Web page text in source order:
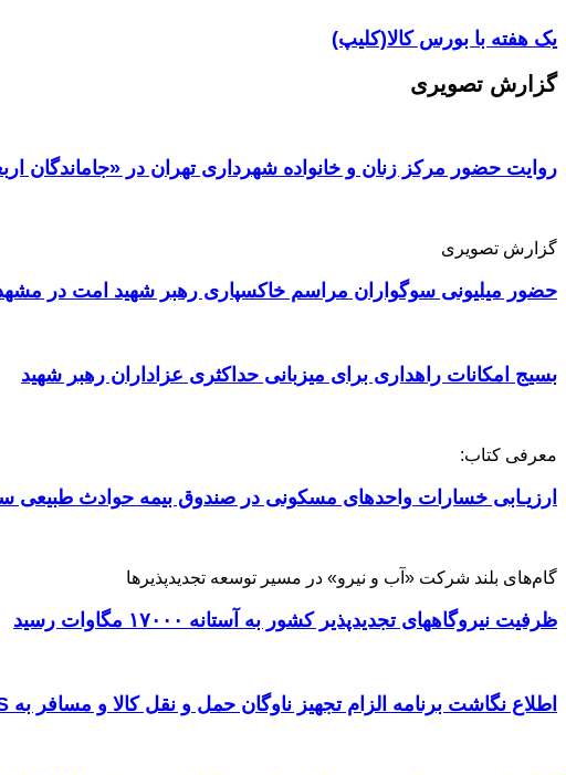
یک هفته با بورس کالا(کلیپ)
گزارش تصویری
روایت حضور مرکز زنان و خانواده شهرداری تهران در «جاماندگان
گزارش تصویری
حضور میلیونی سوگواران مراسم خاکسپاری رهبر شهید امت در
بسیج امکانات راهداری برای میزبانی حداکثری عزاداران رهبر شهید
معرفی کتاب:
ارزیـابی خسارات واحدهای مسکونی در صندوق بیمه حوادث طبیعی
گام‌های بلند شرکت «آب و نیرو» در مسیر توسعه تجدیدپذیرها
ظرفیت نیروگاههای تجدیدپذیر کشور به آستانه ۱۷۰۰۰ مگاوات رسید
اطلاع نگاشت برنامه الزام تجهیز ناوگان حمل و نقل کالا و مسافر به GPS